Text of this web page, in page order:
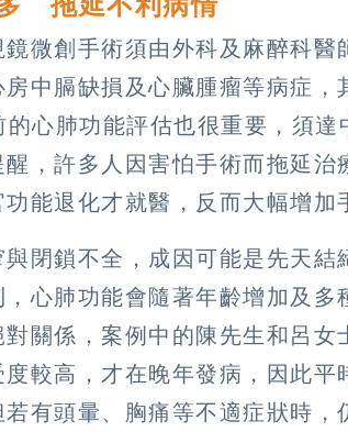
微創手術須由外科及麻醉科醫
中膈缺損及心臟腫瘤等病症，
心肺功能評估也很重要，須達
，許多人因害怕手術而拖延治
能退化才就醫，反而大幅增加
閉鎖不全，成因可能是先天結
心肺功能會隨著年齡增加及多
關係，案例中的陳先生和呂女
較高，才在晚年發病，因此平
有頭暈、胸痛等不適症狀時，